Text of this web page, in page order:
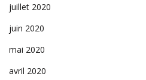
juillet 2020
juin 2020
mai 2020
avril 2020